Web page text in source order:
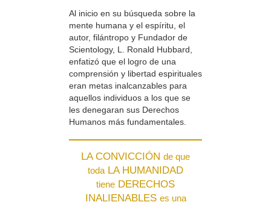
Al inicio en su búsqueda sobre la
mente humana y el espíritu, el
autor, filántropo y Fundador de
Scientology, L. Ronald Hubbard,
enfatizó que el logro de una
comprensión y libertad espirituales
eran metas inalcanzables para
aquellos individuos a los que se
les denegaran sus Derechos
Humanos más fundamentales.
LA CONVICCIÓN de que
todaLA HUMANIDAD
tiene DERECHOS
INALIENABLES es una